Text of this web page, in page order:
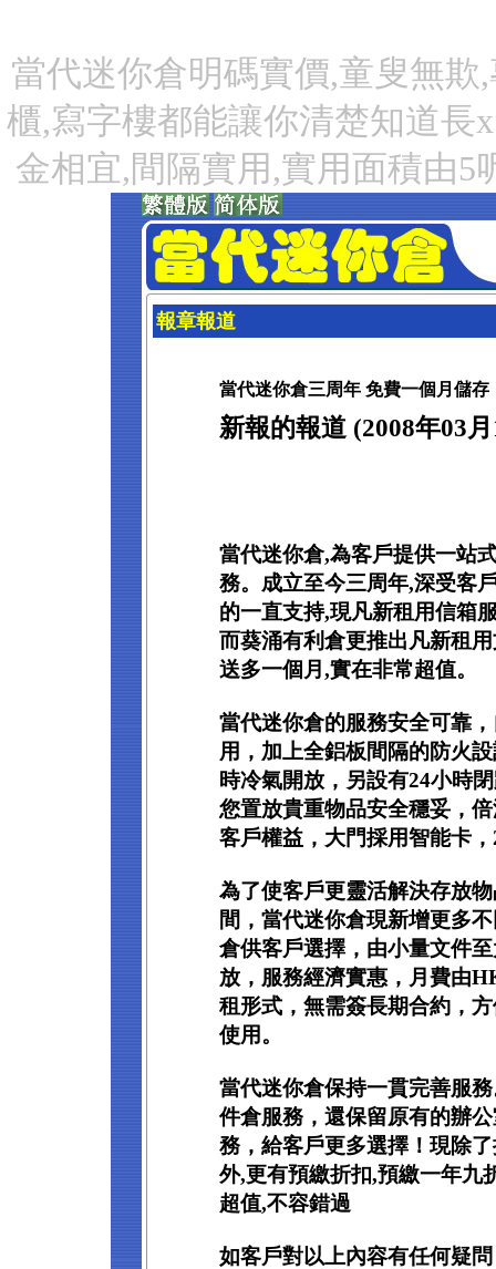
當代迷你倉明碼實價,童叟無
櫃,寫字樓都能讓你清楚知道長
金相宜,間隔實用,實用面積由5
報章報道
當代迷你倉三周年 免費一個月儲存
新報的報道 (2008年03
當代迷你倉,為客戶提供一站
務。成立至今三周年,深受客
的一直支持,現凡新租用信箱
而葵涌有利倉更推出凡新租
送多一個月,實在非常超值。
當代迷你倉的服務安全可靠
用，加上全鋁板間隔的防火
時冷氣開放，另設有24小時
您置放貴重物品安全穩妥，
客戶權益，大門採用智能卡
為了使客戶更靈活解決存放
間，當代迷你倉現新增更多
倉供客戶選擇，由小量文件
放，服務經濟實惠，月費由
租形式，無需簽長期合約，
使用。
當代迷你倉保持一貫完善服
件倉服務，還保留原有的辦
務，給客戶更多選擇！現除
外,更有預繳折扣,預繳一年九
超值,不容錯過
如客戶對以上內容有任何疑